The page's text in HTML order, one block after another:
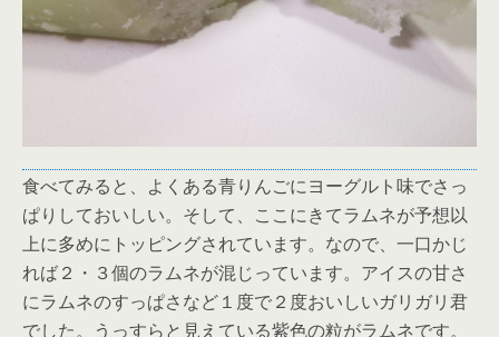
食べてみると、よくある青りんごにヨーグルト味でさっ
ぱりしておいしい。そして、ここにきてラムネが予想以
上に多めにトッピングされています。なので、一口かじ
れば２・３個のラムネが混じっています。アイスの甘さ
にラムネのすっぱさなど１度で２度おいしいガリガリ君
でした。うっすらと見えている紫色の粒がラムネです。